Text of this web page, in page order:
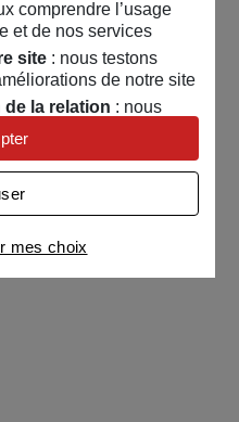
comprendre l’usage
et de nos services
site: nous testons
de notre site
la relation : nous
pour adapter nos
nos offres
: nous utilisons avec
pour afficher des
et la liste de nos
mes choix